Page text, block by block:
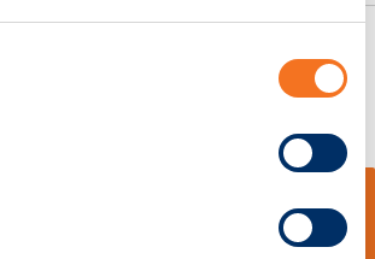
n.155974 - Cap.Soc. € 2.000.000,00 i.v. La
Etico D.lgs. 231/01